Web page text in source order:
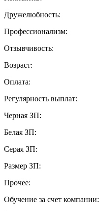
Дружелюбность:
Профессионализм:
Отзывчивость:
Возраст:
Оплата:
Регулярность выплат:
Черная ЗП:
Белая ЗП:
Серая ЗП:
Размер ЗП:
Прочее:
Обучение за счет компании: